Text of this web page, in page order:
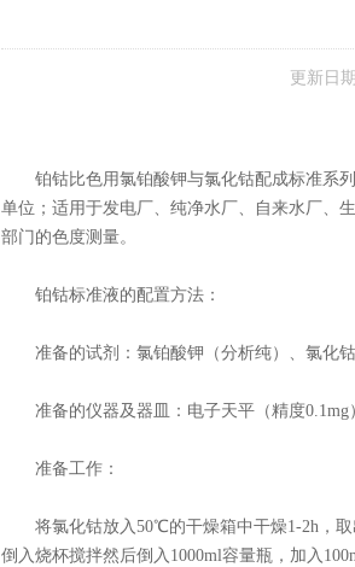
更新日
铂钴比色用氯铂酸钾与氯化钴配成标准系列
单位；适用于发电厂、纯净水厂、自来水厂、
部门的色度测量。
铂钴标准液的配置方法：
准备的试剂：氯铂酸钾（分析纯）、氯化钴
准备的仪器及器皿：电子天平（精度0.1mg
准备工作：
将氯化钴放入50℃的干燥箱中干燥1-2h，取
倒入烧杯搅拌然后倒入1000ml容量瓶，加入